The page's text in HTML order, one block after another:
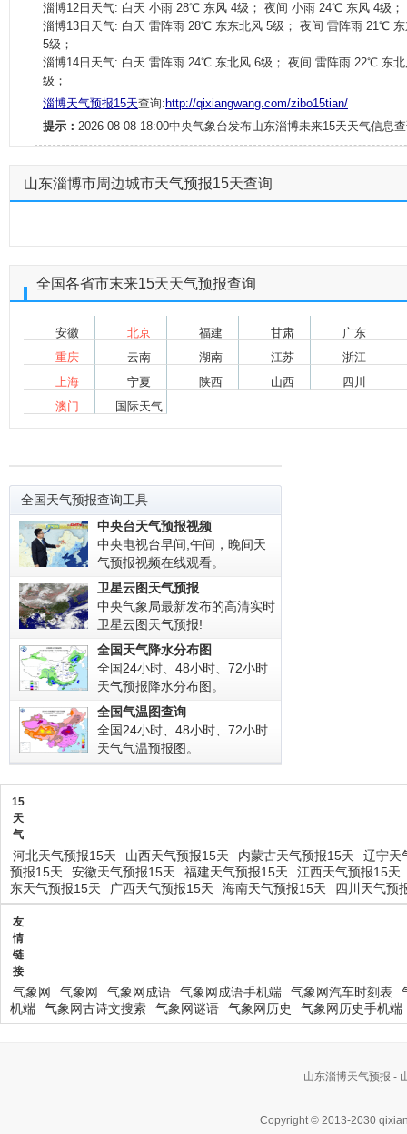
淄博12日天气: 白天 小雨 28℃ 东风 4级； 夜间 小雨 24℃ 东风 4级；
淄博13日天气: 白天 雷阵雨 28℃ 东东北风 5级； 夜间 雷阵雨 21℃ 东
5级；
淄博14日天气: 白天 雷阵雨 24℃ 东北风 6级； 夜间 雷阵雨 22℃ 东
级；
淄博天气预报15天查询: http://qixiangwang.com/zibo15tian/
提示： 2026-08-08 18:00中央气象台发布山东淄博未来15天天气信息
山东淄博市周边城市天气预报15天查询
全国各省市末来15天天气预报查询
安徽 北京 福建 甘肃
广东
重庆
云南 湖南 江苏
浙江
上海
宁夏 陕西 山西
四川
澳门
国际天气
全国天气预报查询工具
中央台天气预报视频
中央电视台早间,午间，晚间天
气预报视频在线观看。
卫星云图天气预报
中央气象局最新发布的高清实时
卫星云图天气预报!
全国天气降水分布图
全国24小时、48小时、72小时
天气预报降水分布图。
全国气温图查询
全国24小时、48小时、72小时
天气气温预报图。
15
天
气
河北天气预报15天 山西天气预报15天 内蒙古天气预报15天
辽宁天
预报15天
安徽天气预报15天 福建天气预报15天
江西天气预报15天
东天气预报15天
广西天气预报15天 海南天气预报15天 四川天气预
友
情
链
接
气象网 气象网 气象网成语 气象网成语手机端 气象网汽车时刻表
机端
气象网古诗文搜索 气象网谜语 气象网历史 气象网历史手机端
山东淄博天气预报 -
Copyright © 2013-2030